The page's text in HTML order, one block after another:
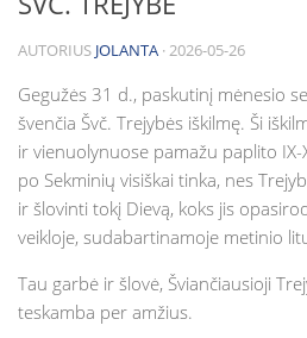
Rėmėjai
Karitatyvinė veikla
Fotogalerijos
Parapijiečių talka statant Dievo
Lietuvos jaunimo dienų kryžius
Bažnyčios statyba (2008 m. vasara)
Šiluvos Švč. M. Marijos paveikslo
Eucharistija
Krikštas
Laidotuvės
Ligonių patepimas
Santuoka
Sutvirtinimas
Tikėjimo ugdymas
Katechetikos metodinis centras
AUTORIUS JOLANTA · 2026-05-26
Gegužės 31 d., paskutinį mėnesio
švenčia Švč. Trejybės iškilmę. Ši
ir vienuolynuose pamažu paplito IX-
po Sekminių visiškai tinka, nes
ir šlovinti tokį Dievą, koks jis
veikloje, sudabartinamoje metinio
Tau garbė ir šlovė, Šviančiausioji
teskamba per amžius.